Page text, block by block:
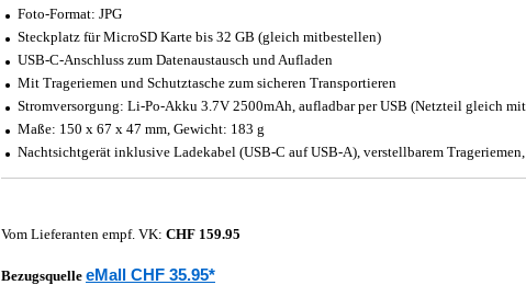
Foto-Format: JPG
Steckplatz für MicroSD Karte bis 32 GB (gleich mitbestellen)
USB-C-Anschluss zum Datenaustausch und Aufladen
Mit Trageriemen und Schutztasche zum sicheren Transportieren
Stromversorgung: Li-Po-Akku 3.7V 2500mAh, aufladbar per USB (Netzteil gleich
Maße: 150 x 67 x 47 mm, Gewicht: 183 g
Nachtsichtgerät inklusive Ladekabel (USB-C auf USB-A), verstellbarem
Vom Lieferanten empf. VK: CHF 159.95
Bezugsquelle eMall CHF 35.95*